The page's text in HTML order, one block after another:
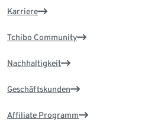
Karriere
Tchibo Community
Nachhaltigkeit
Geschäftskunden
Affiliate Programm